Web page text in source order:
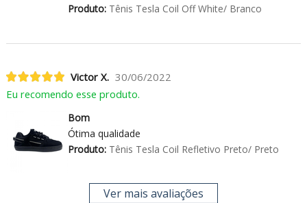
Produto:Tênis Tesla Coil Off White/ Branco
Victor X. 30/06/2022
Eu recomendo esse produto.
Bom
Ótima qualidade
Produto:Tênis Tesla Coil Refletivo Preto/ Preto
Ver mais avaliações